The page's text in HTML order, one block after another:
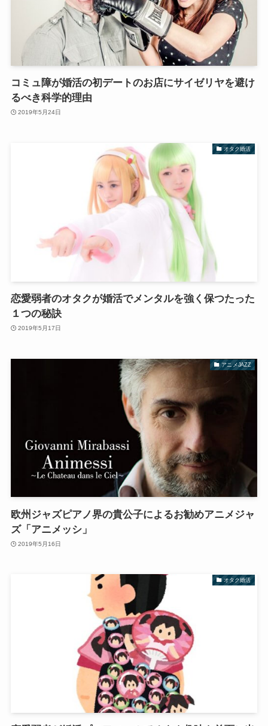
コミュ障が婚活の初デートのお店にサイゼリヤを避け
るべき科学的理由
2019年5月24日
オタク婚活
恋愛弱者のオタクが婚活でメンタルを強く保つたった
１つの秘訣
2019年5月17日
アニメJAZZ
欧州ジャズピアノ界の貴公子によるお勧めアニメジャ
ズ「アニメッシ」
2019年5月16日
オタク婚活